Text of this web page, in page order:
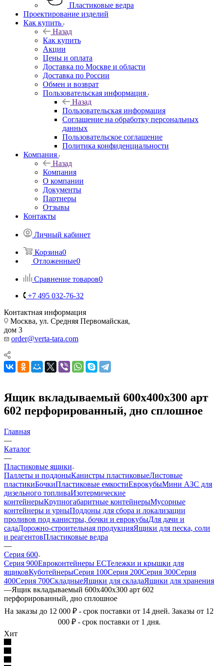
Пластиковые ведра
Проектирование изделий
Как купить
Назад
Как купить
Акции
Цены и оплата
Доставка по Москве и области
Доставка по России
Обмен и возврат
Пользовательская информация
Назад
Пользовательская информация
Соглашение на обработку персональных
данных
Пользовательское соглашение
Политика конфиденциальности
Компания
Назад
Компания
О компании
Документы
Партнеры
Отзывы
Контакты
Личный кабинет
Корзина0
Отложенные0
Сравнение товаров0
+7 495 032-76-32
Контактная информация
Москва, ул. Средняя Первомайская,
дом 3
order@verta-tara.com
Ящик вкладываемый 600х400х300 арт
602 перфорированный, дно сплошное
Главная
—
Каталог
—
Пластиковые ящики
Паллеты и поддоныКанистры пластиковыеЛистовые
пластикиБочкиПластиковые емкостиЕврокубыМини АЗС для
дизельного топливаИзотермические
контейнерыКрупногабаритные контейнерыМусорные
контейнеры и урныПоддоны для сбора и локализации
проливов под канистры, бочки и еврокубыДля дачи и
садаДорожно-строительная продукцияЯщики для песка, соли
и реагентовПластиковые ведра
—
Серия 600
Серия 900Евроконтейнеры ЕСТележки и крышки для
ящиковКуботейнерыСерия 100Серия 200Серия 300Серия
400Серия 700СкладныеЯщики для складаЯщики для хранения
—Ящик вкладываемый 600х400х300 арт 602
перфорированный, дно сплошное
На заказы до 12 000 ₽ - срок поставки от 14 дней. Заказы от 12
000 ₽ - срок поставки от 1 дня.
Хит